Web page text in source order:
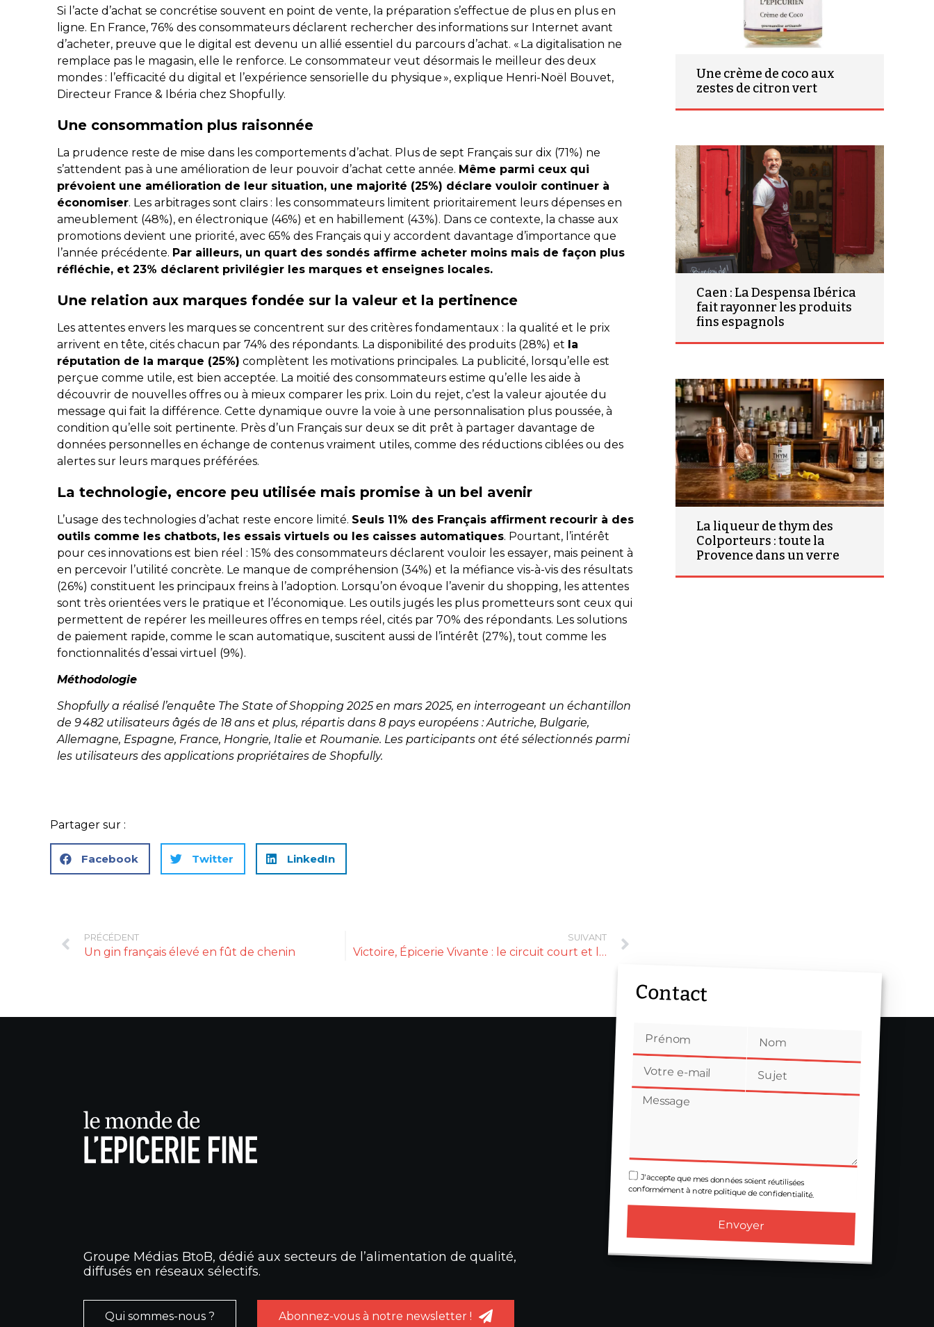
Si l’acte d’achat se concrétise souvent en point de vente, la préparation s’effectue de plus en plus en
ligne. En France, 76% des consommateurs déclarent rechercher des informations sur Internet avant
d’acheter, preuve que le digital est devenu un allié essentiel du parcours d’achat. « La digitalisation ne
remplace pas le magasin, elle le renforce. Le consommateur veut désormais le meilleur des deux
mondes : l’efficacité du digital et l’expérience sensorielle du physique », explique Henri-Noël Bouvet,
Directeur France & Ibéria chez Shopfully.
Une consommation plus raisonnée
La prudence reste de mise dans les comportements d’achat. Plus de sept Français sur dix (71%) ne
s’attendent pas à une amélioration de leur pouvoir d’achat cette année. Même parmi ceux qui
prévoient une amélioration de leur situation, une majorité (25%) déclare vouloir continuer à
économiser. Les arbitrages sont clairs : les consommateurs limitent prioritairement leurs dépenses en
ameublement (48%), en électronique (46%) et en habillement (43%). Dans ce contexte, la chasse aux
promotions devient une priorité, avec 65% des Français qui y accordent davantage d’importance que
l’année précédente. Par ailleurs, un quart des sondés affirme acheter moins mais de façon plus
réfléchie, et 23% déclarent privilégier les marques et enseignes locales.
Une relation aux marques fondée sur la valeur et la pertinence
Les attentes envers les marques se concentrent sur des critères fondamentaux : la qualité et le prix
arrivent en tête, cités chacun par 74% des répondants. La disponibilité des produits (28%) et la
réputation de la marque (25%) complètent les motivations principales. La publicité, lorsqu’elle est
perçue comme utile, est bien acceptée. La moitié des consommateurs estime qu’elle les aide à
découvrir de nouvelles offres ou à mieux comparer les prix. Loin du rejet, c’est la valeur ajoutée du
message qui fait la différence. Cette dynamique ouvre la voie à une personnalisation plus poussée, à
condition qu’elle soit pertinente. Près d’un Français sur deux se dit prêt à partager davantage de
données personnelles en échange de contenus vraiment utiles, comme des réductions ciblées ou des
alertes sur leurs marques préférées.
La technologie, encore peu utilisée mais promise à un bel avenir
L’usage des technologies d’achat reste encore limité. Seuls 11% des Français affirment recourir à des
outils comme les chatbots, les essais virtuels ou les caisses automatiques. Pourtant, l’intérêt
pour ces innovations est bien réel : 15% des consommateurs déclarent vouloir les essayer, mais peinent à
en percevoir l’utilité concrète. Le manque de compréhension (34%) et la méfiance vis-à-vis des résultats
(26%) constituent les principaux freins à l’adoption. Lorsqu’on évoque l’avenir du shopping, les attentes
sont très orientées vers le pratique et l’économique. Les outils jugés les plus prometteurs sont ceux qui
permettent de repérer les meilleures offres en temps réel, cités par 70% des répondants. Les solutions
de paiement rapide, comme le scan automatique, suscitent aussi de l’intérêt (27%), tout comme les
fonctionnalités d’essai virtuel (9%).
Méthodologie
Shopfully a réalisé l’enquête The State of Shopping 2025 en mars 2025, en interrogeant un échantillon
de 9482 utilisateurs âgés de 18 ans et plus, répartis dans 8 pays européens : Autriche, Bulgarie,
Allemagne, Espagne, France, Hongrie, Italie et Roumanie. Les participants ont été sélectionnés parmi
les utilisateurs des applications propriétaires de Shopfully.
Partager sur :
Facebook Twitter LinkedIn
PRÉCÉDENT
Un gin français élevé en fût de chenin
SUIVANT
Victoire, Épicerie Vivante : le circuit court et la saisonnalité à l’honneur
Une crème de coco aux
zestes de citron vert
Caen : La Despensa Ibérica
fait rayonner les produits
fins espagnols
La liqueur de thym des
Colporteurs : toute la
Provence dans un verre
Groupe Médias BtoB, dédié aux secteurs de l’alimentation de qualité,
diffusés en réseaux sélectifs.
Qui sommes-nous ? Abonnez-vous à notre newsletter !
Contact
J'accepte que mes données soient réutilisées
conformément à notre politique de confidentialité.
Envoyer